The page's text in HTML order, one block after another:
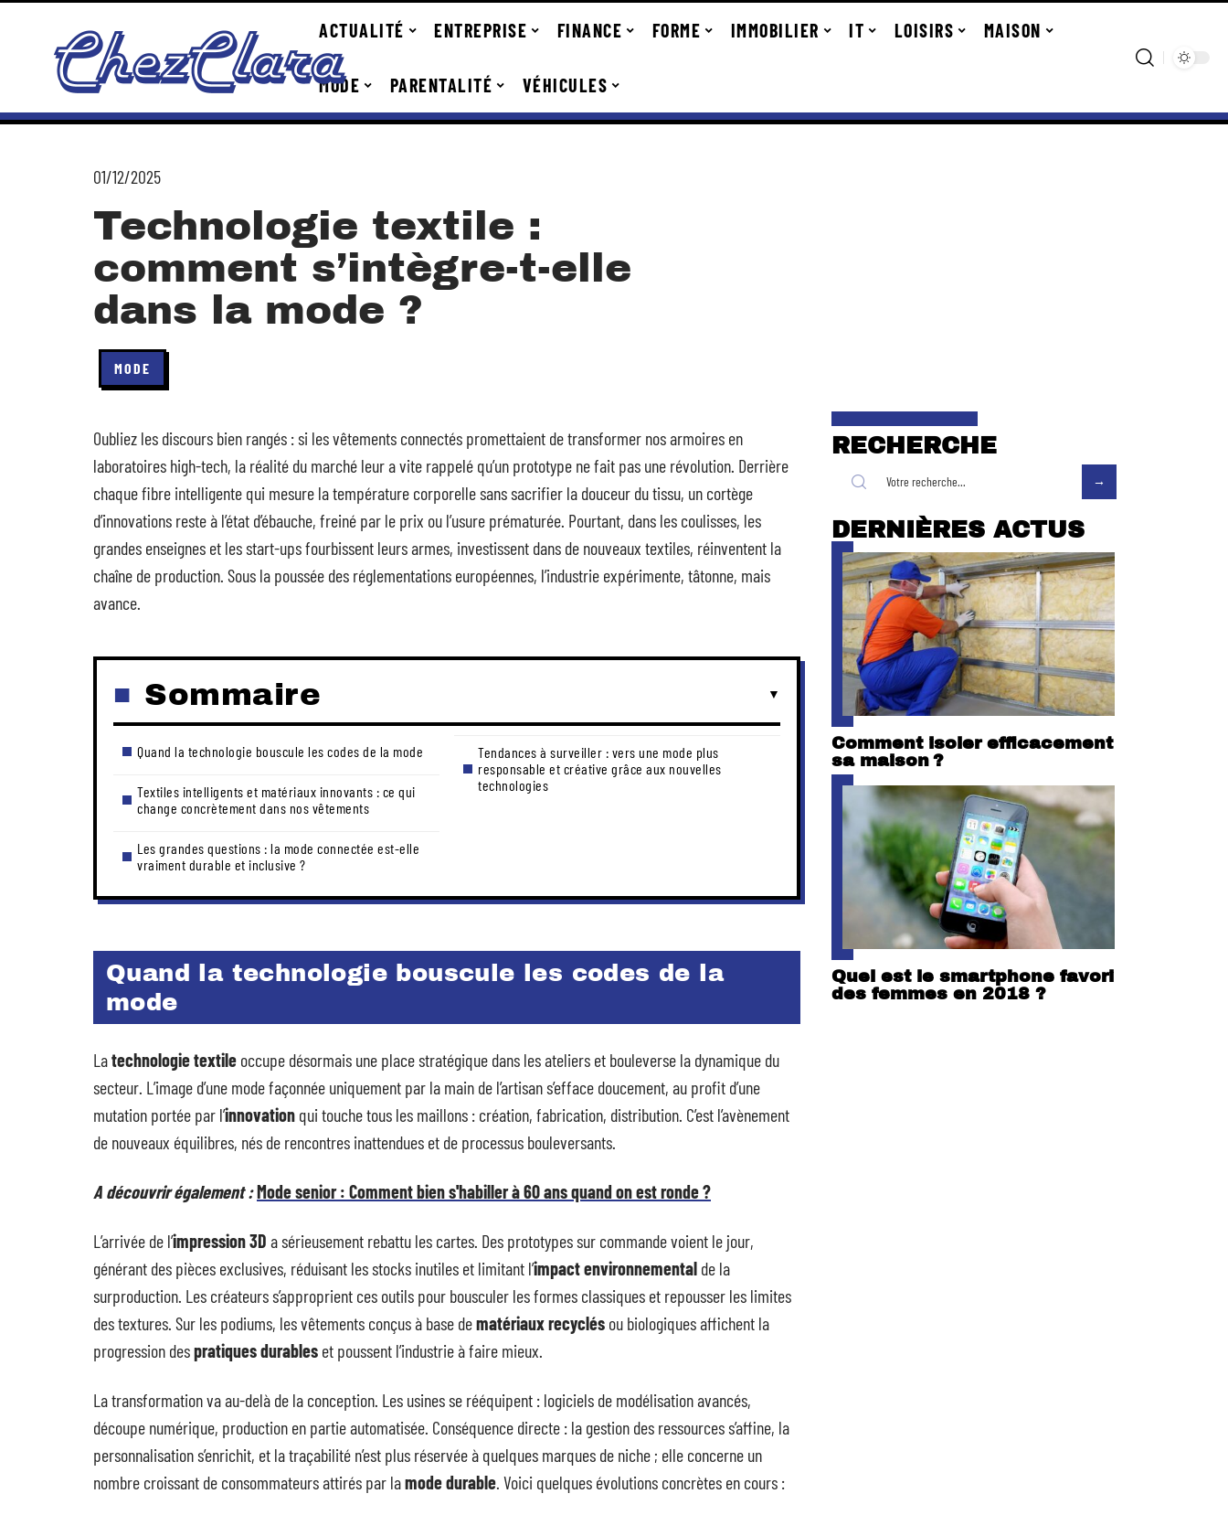
ACTUALITÉ ENTREPRISE FINANCE FORME IMMOBILIER IT LOISIRS MAISON
MODE PARENTALITÉ VÉHICULES
01/12/2025
Technologie textile :
comment s’intègre-t-elle
dans la mode ?
MODE
Oubliez les discours bien rangés : si les vêtements connectés promettaient de transformer nos armoires en
laboratoires high-tech, la réalité du marché leur a vite rappelé qu’un prototype ne fait pas une révolution. Derrière
chaque fibre intelligente qui mesure la température corporelle sans sacrifier la douceur du tissu, un cortège
d’innovations reste à l’état d’ébauche, freiné par le prix ou l’usure prématurée. Pourtant, dans les coulisses, les
grandes enseignes et les start-ups fourbissent leurs armes, investissent dans de nouveaux textiles, réinventent la
chaîne de production. Sous la poussée des réglementations européennes, l’industrie expérimente, tâtonne, mais
avance.
Sommaire
Quand la technologie bouscule les codes de la mode
Textiles intelligents et matériaux innovants : ce qui
change concrètement dans nos vêtements
Les grandes questions : la mode connectée est-elle
vraiment durable et inclusive ?
Tendances à surveiller : vers une mode plus
responsable et créative grâce aux nouvelles
technologies
Quand la technologie bouscule les codes de la
mode
Latechnologie textile occupe désormais une place stratégique dans les ateliers et bouleverse la dynamique du
secteur. L’image d’une mode façonnée uniquement par la main de l’artisan s’efface doucement, au profit d’une
mutation portée par l’innovation qui touche tous les maillons : création, fabrication, distribution. C’est l’avènement
de nouveaux équilibres, nés de rencontres inattendues et de processus bouleversants.
A découvrir également :Mode senior : Comment bien s'habiller à 60 ans quand on est ronde ?
L’arrivée de l’impression 3D a sérieusement rebattu les cartes. Des prototypes sur commande voient le jour,
générant des pièces exclusives, réduisant les stocks inutiles et limitant l’impact environnemental de la
surproduction. Les créateurs s’approprient ces outils pour bousculer les formes classiques et repousser les limites
des textures. Sur les podiums, les vêtements conçus à base dematériaux recyclés ou biologiques affichent la
progression despratiques durables et poussent l’industrie à faire mieux.
La transformation va au-delà de la conception. Les usines se rééquipent : logiciels de modélisation avancés,
découpe numérique, production en partie automatisée. Conséquence directe : la gestion des ressources s’affine, la
personnalisation s’enrichit, et la traçabilité n’est plus réservée à quelques marques de niche ; elle concerne un
nombre croissant de consommateurs attirés par lamode durable. Voici quelques évolutions concrètes en cours :
RECHERCHE
DERNIÈRES ACTUS
Comment isoler efficacement
sa maison ?
Quel est le smartphone favori
des femmes en 2018 ?